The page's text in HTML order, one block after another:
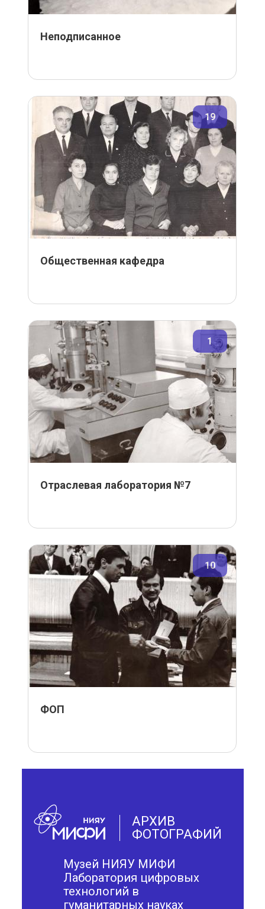
Неподписанное
19
Общественная кафедра
1
Отраслевая лаборатория №7
10
ФОП
АРХИВ
ФОТОГРАФИЙ
Музей НИЯУ МИФИ
Лаборатория цифровых
технологий в
гуманитарных науках